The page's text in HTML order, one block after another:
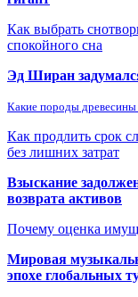
Как выбрать
спокойного сна
Эд Ширан
Какие породы
Как продлить срок
без лишних затрат
Взыскание
возврата активов
Почему оценка
Мировая
эпохе глобальных